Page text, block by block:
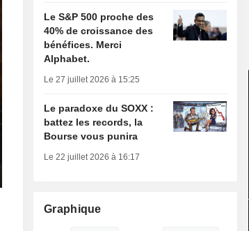
Le S&P 500 proche des
40% de croissance des
bénéfices. Merci
Alphabet.
Le 27 juillet 2026 à 15:25
Le paradoxe du SOXX :
battez les records, la
Bourse vous punira
Le 22 juillet 2026 à 16:17
Graphique